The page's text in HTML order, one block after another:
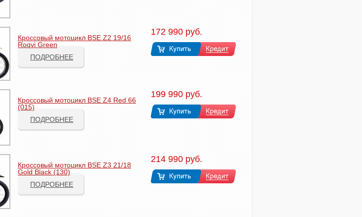
Кроссовый мотоцикл BSE Z2 19/16
Roqvi Green
ПОДРОБНЕЕ
172 990 руб.
Кроссовый мотоцикл BSE Z4 Red 66
(015)
ПОДРОБНЕЕ
199 990 руб.
Кроссовый мотоцикл BSE Z3 21/18
Gold Black (130)
ПОДРОБНЕЕ
214 990 руб.